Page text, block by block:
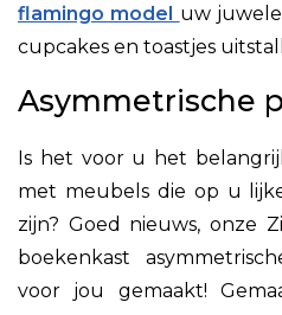
flamingo model uw
cupcakes en toastjes
Asymmetrische
Is het voor u het
met meubels die op u
zijn? Goed nieuws, onze
boekenkast
voor jou gemaakt!